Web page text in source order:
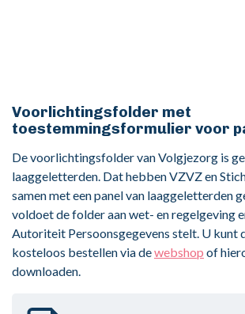
Voorlichtingsfolder met
toestemmingsformulier voor
De voorlichtingsfolder van Volgjezorg is
laaggeletterden. Dat hebben VZVZ en
samen met een panel van laaggeletterden
voldoet de folder aan wet- en regelgeving
Autoriteit Persoonsgegevens stelt. U kunt
kosteloos bestellen via dewebshop of
downloaden.